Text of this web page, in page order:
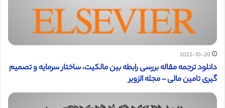
2022-10-20
دانلود ترجمه مقاله بررسی رابطه بین مالکیت، ساختار سرمایه و تصمیم
گیری تامین مالی – مجله الزویر